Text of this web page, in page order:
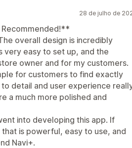
28 de julho de
Recommended!**
overall design is incredibly
very easy to set up, and the
owner and for my customers.
for customers to find exactly
detail and user experience
a much more polished and
into developing this app. If
is powerful, easy to use, and
Navi+.